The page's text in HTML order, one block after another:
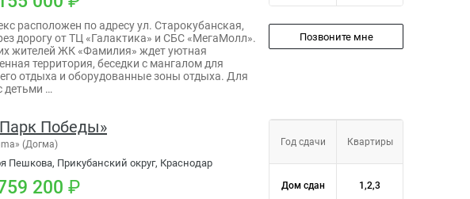
расположен по адресу ул. Старокубанская,
дорогу от ТЦ «Галактика» и СБС «МегаМолл».
жителей ЖК «Фамилия» ждет уютная
территория, беседки с мангалом для
отдыха и оборудованные зоны отдыха. Для
детьми …
Позвоните мне
Победы»
(Догма)
Пешкова, Прикубанский округ, Краснодар
200
Год сдачи Квартиры
Дом сдан 1,2,3